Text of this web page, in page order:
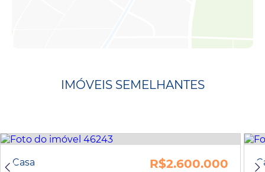
IMÓVEIS SEMELHANTES
Casa
R$2.600.000